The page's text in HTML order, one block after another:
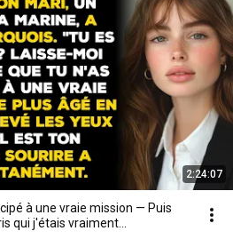
2:24:07
à une vraie mission — Puis
qui j'étais vraiment...